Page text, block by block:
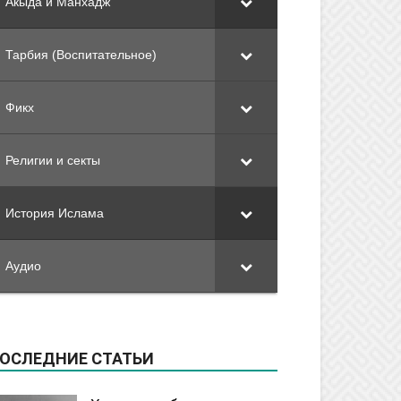
Тарбия (Воспитательное)
Фикх
Религии и секты
История Ислама
Аудио
СТАТЬИ